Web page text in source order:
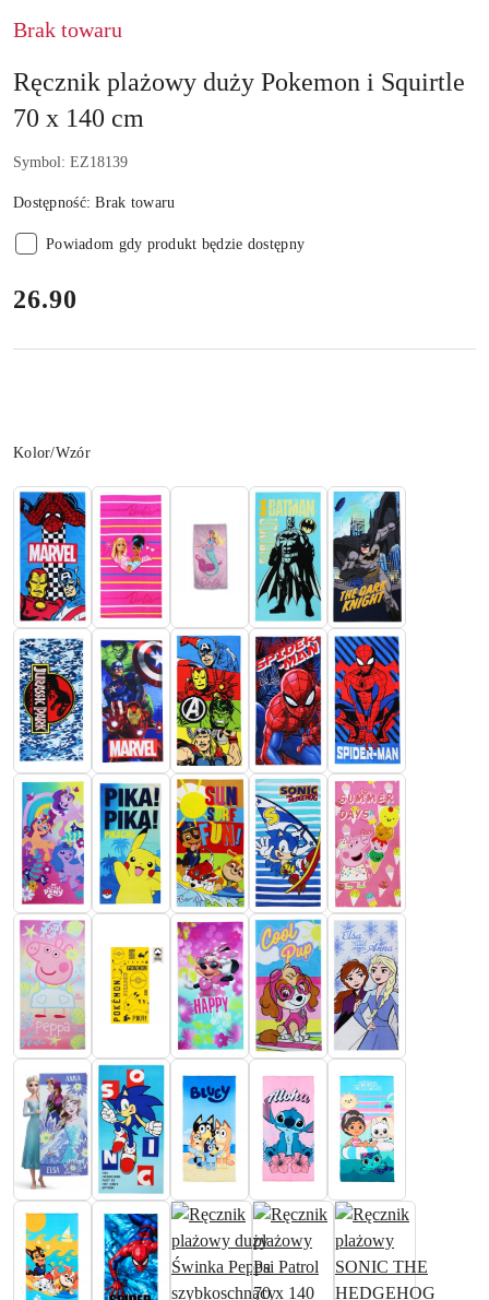
Brak towaru
Ręcznik plażowy duży Pokemon i Squirtle
70 x 140 cm
Symbol: EZ18139
Dostępność:Brak towaru
Powiadom gdy produkt będzie dostępny
cena:
26.90
Wariant
Kolor/Wzór